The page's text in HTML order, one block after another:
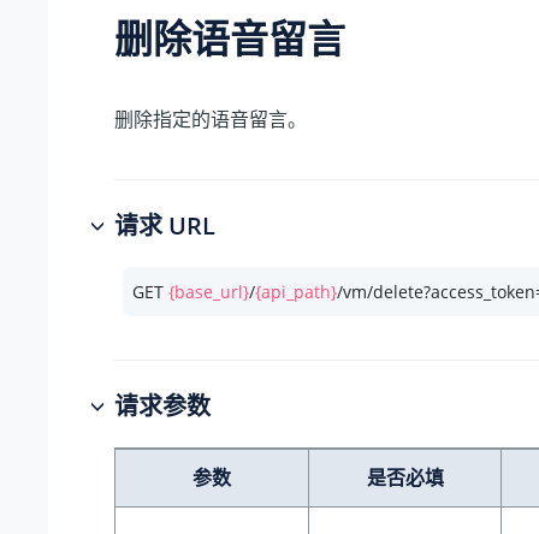
删除语音留言
删除指定的语音留言。
请求 URL
GET {base_url}/{api_path}/vm/
请求参数
参数 是否必填